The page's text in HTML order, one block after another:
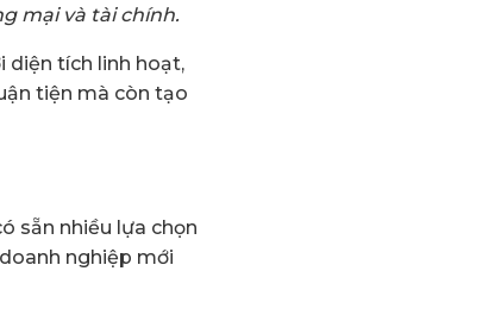
mại và tài chính.
diện tích linh hoạt,
tiện mà còn tạo
sẵn nhiều lựa chọn
nghiệp mới